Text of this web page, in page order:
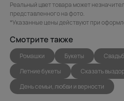
Реальный цвет товара может
представленного на фото.
*Указанные цены действуют при
Смотрите также
Ромашки Букеты
Летние букеты
Сказать
День семьи, любви и верности